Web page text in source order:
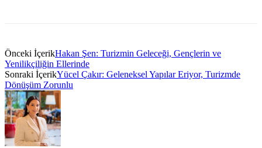
Önceki İçerikHakan Şen: Turizmin Geleceği, Gençlerin ve
Yenilikçiliğin Ellerinde
Sonraki İçerikYücel Çakır: Geleneksel Yapılar Eriyor, Turizmde
Dönüşüm Zorunlu